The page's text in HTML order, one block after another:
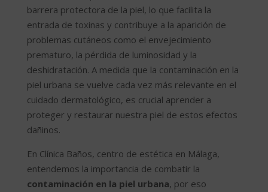
barrera protectora de la piel, lo que facilita la
entrada de toxinas y contribuye a la aparición de
problemas cutáneos como el envejecimiento
prematuro, la pérdida de luminosidad y la
deshidratación. A medida que la contaminación en la
piel urbana se vuelve cada vez más relevante en el
cuidado dermatológico, es crucial aprender a
proteger y restaurar nuestra piel de estos efectos
dañinos.
En Clínica Baños, centro de estética en Málaga,
entendemos la importancia de combatir la
contaminación en la piel urbana, por eso